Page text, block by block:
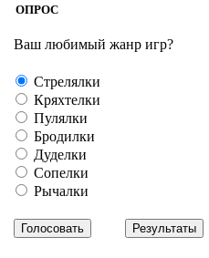
ОПРОС
Ваш любимый жанр игр?
Стрелялки
Кряхтелки
Пулялки
Бродилки
Дуделки
Сопелки
Рычалки